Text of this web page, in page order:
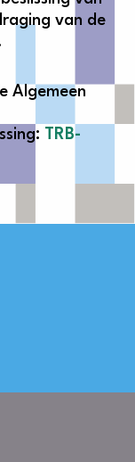
van de
Algemeen
TRB-